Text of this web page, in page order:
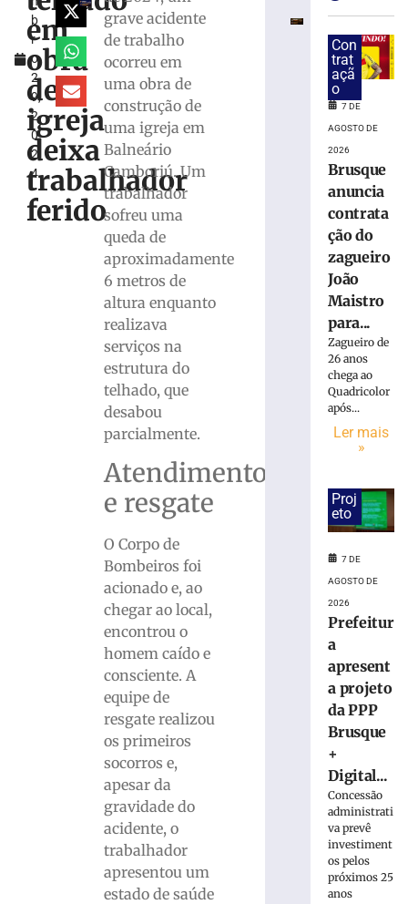
b
r
o
2
9,
2
0
2
4
em
obra
de
igreja
deixa
trabalhador
ferido
grave acidente
de trabalho
ocorreu em
uma obra de
construção de
uma igreja em
Balneário
Camboriú. Um
trabalhador
sofreu uma
queda de
aproximadamente
6 metros de
altura enquanto
realizava
serviços na
estrutura do
telhado, que
desabou
parcialmente.
Atendimento
e resgate
O Corpo de
Bombeiros foi
acionado e, ao
chegar ao local,
encontrou o
homem caído e
consciente. A
equipe de
resgate realizou
os primeiros
socorros e,
apesar da
gravidade do
acidente, o
trabalhador
apresentou um
estado de saúde
bombeiros
resgatam
Gaspar
pessoas
detidas
suspeita
drogas
Brusque
Homem
matou
mulher
ocultou
cadáver
condenado
Con
trat
açã
o
7 DE
AGOSTO DE
2026
Brusque
anuncia
contrata
ção do
zagueiro
João
Maistro
para...
Zagueiro de
26 anos
chega ao
Quadricolor
após...
Ler mais
»
Proj
eto
7 DE
AGOSTO DE
2026
Prefeitur
a
apresent
a projeto
da PPP
Brusque
+
Digital...
Concessão
administrati
va prevê
investiment
os pelos
próximos 25
anos